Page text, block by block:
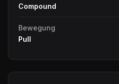
Compound
Bewegung
Pull